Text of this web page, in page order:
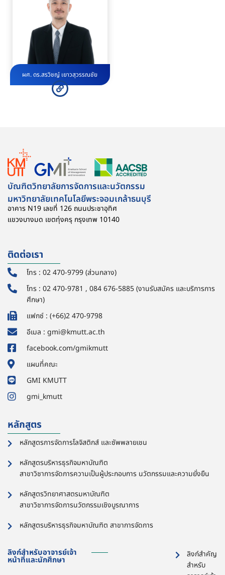
ผศ. ดร.สรวิชญ์ เยาวสุวรรณชัย
บัณฑิตวิทยาลัยการจัดการและนวัตกรรม
มหาวิทยาลัยเทคโนโลยีพระจอมเกล้าธนบุรี
อาคาร N19 เลขที่ 126 ถนนประชาอุทิศ
แขวงบางมด เขตทุ่งครุ กรุงเทพ 10140
ติดต่อเรา
โทร : 02 470-9799 (ส่วนกลาง)
โทร : 02 470-9781 , 084 676-5885 (งานรับสมัคร และบริการการ
ศึกษา)
แฟกซ์ : (+66)2 470-9798
อีเมล : gmi@kmutt.ac.th
facebook.com/gmikmutt
แผนที่คณะ
GMI KMUTT
gmi_kmutt
หลักสูตร
หลักสูตรการจัดการโลจิสติกส์ และซัพพลายเชน
หลักสูตรบริหารธุรกิจมหาบัณฑิต
สาขาวิชาการจัดการความเป็นผู้ประกอบการ นวัตกรรมและความยั่งยืน
หลักสูตรวิทยาศาสตรมหาบัณฑิต
สาขาวิชาการจัดการนวัตกรรมเชิงบูรณาการ
หลักสูตรบริหารธุรกิจมหาบัณฑิต สาขาการจัดการ
ลิงก์สำหรับอาจารย์เจ้า
หน้าที่และนักศึกษา
ลิงก์สำคัญ
สำหรับ